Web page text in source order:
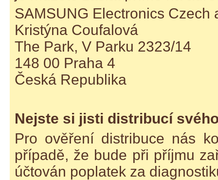
SAMSUNG Electronics Czech
Kristýna Coufalová
The Park, V Parku 2323/14
148 00 Praha 4
Česká Republika
Nejste si jisti distribucí
Pro ověření distribuce nás
případě, že bude při příjmu
účtován poplatek za